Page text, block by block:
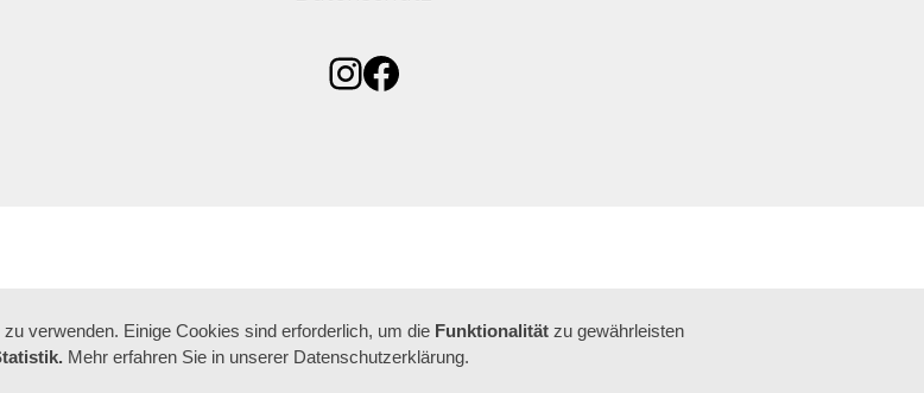
Instagram
Facebook
verwenden. Einige Cookies sind erforderlich, um die Funktionalitätzu gewährleisten
Mehr erfahren Sie in unserer Datenschutzerklärung.